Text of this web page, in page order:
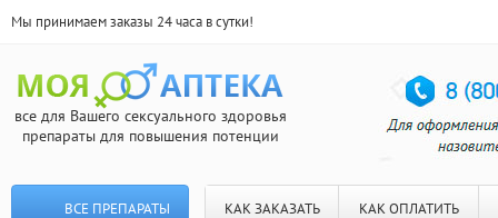
Мы принимаем заказы 24 часа в сутки!
все для Вашего сексуального здоровья
препараты для повышения потенции
ВСЕ ПРЕПАРАТЫ КАК ЗАКАЗАТЬ КАК ОПЛАТИТЬ